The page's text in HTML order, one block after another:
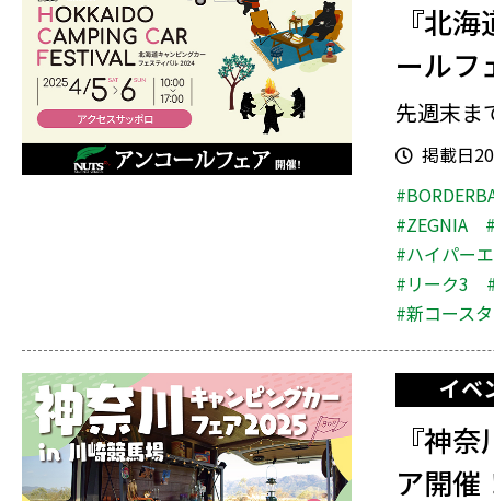
『北
ールフ
先週末ま
掲載日
#ZEGNIA
#ハイパー
#リーク3
#新コース
イベ
『神
ア開催